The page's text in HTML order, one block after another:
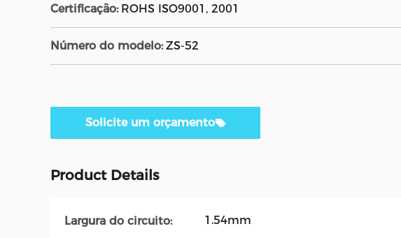
Certificação: ROHS ISO9001, 2001
Número do modelo: ZS-52
Solicite um orçamento
Product Details
Largura do circuito: 1.54mm